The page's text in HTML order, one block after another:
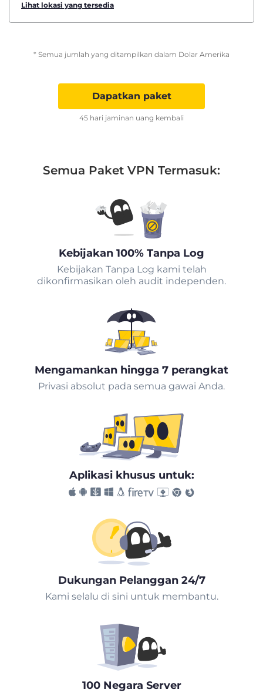
Lihat lokasi yang tersedia
* Semua jumlah yang ditampilkan dalam Dolar Amerika
Dapatkan paket
45 hari jaminan uang kembali
Semua Paket VPN Termasuk:
Kebijakan 100% Tanpa Log
Kebijakan Tanpa Log kami telah
dikonfirmasikan oleh audit independen.
Mengamankan hingga 7 perangkat
Privasi absolut pada semua gawai Anda.
Aplikasi khusus untuk:
Dukungan Pelanggan 24/7
Kami selalu di sini untuk membantu.
100 Negara Server